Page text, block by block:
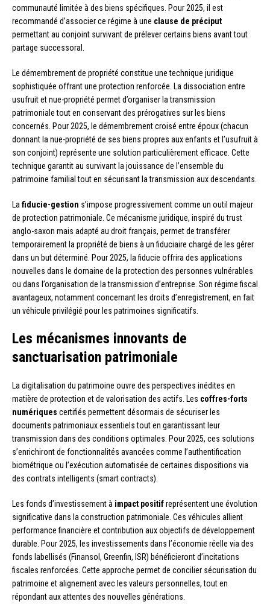
communauté limitée à des biens spécifiques. Pour 2025, il est
recommandé d’associer ce régime à une clause de préciput
permettant au conjoint survivant de prélever certains biens avant tout
partage successoral.
Le démembrement de propriété constitue une technique juridique
sophistiquée offrant une protection renforcée. La dissociation entre
usufruit et nue-propriété permet d’organiser la transmission
patrimoniale tout en conservant des prérogatives sur les biens
concernés. Pour 2025, le démembrement croisé entre époux (chacun
donnant la nue-propriété de ses biens propres aux enfants et l’usufruit à
son conjoint) représente une solution particulièrement efficace. Cette
technique garantit au survivant la jouissance de l’ensemble du
patrimoine familial tout en sécurisant la transmission aux descendants.
La fiducie-gestion s’impose progressivement comme un outil majeur
de protection patrimoniale. Ce mécanisme juridique, inspiré du trust
anglo-saxon mais adapté au droit français, permet de transférer
temporairement la propriété de biens à un fiduciaire chargé de les gérer
dans un but déterminé. Pour 2025, la fiducie offrira des applications
nouvelles dans le domaine de la protection des personnes vulnérables
ou dans l’organisation de la transmission d’entreprise. Son régime fiscal
avantageux, notamment concernant les droits d’enregistrement, en fait
un véhicule privilégié pour les patrimoines significatifs.
Les mécanismes innovants de
sanctuarisation patrimoniale
La digitalisation du patrimoine ouvre des perspectives inédites en
matière de protection et de valorisation des actifs. Les coffres-forts
numériques certifiés permettent désormais de sécuriser les
documents patrimoniaux essentiels tout en garantissant leur
transmission dans des conditions optimales. Pour 2025, ces solutions
s’enrichiront de fonctionnalités avancées comme l’authentification
biométrique ou l’exécution automatisée de certaines dispositions via
des contrats intelligents (smart contracts).
Les fonds d’investissement à impact positifreprésentent une évolution
significative dans la construction patrimoniale. Ces véhicules allient
performance financière et contribution aux objectifs de développement
durable. Pour 2025, les investissements dans l’économie réelle via des
fonds labellisés (Finansol, Greenfin, ISR) bénéficieront d’incitations
fiscales renforcées. Cette approche permet de concilier sécurisation du
patrimoine et alignement avec les valeurs personnelles, tout en
répondant aux attentes des nouvelles générations.